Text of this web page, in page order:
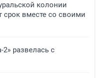
колонии
вместе со своими
развелась с